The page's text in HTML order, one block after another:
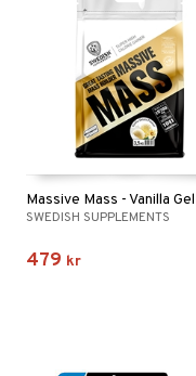
SWEDISH SUPPLEMENTS
479 kr